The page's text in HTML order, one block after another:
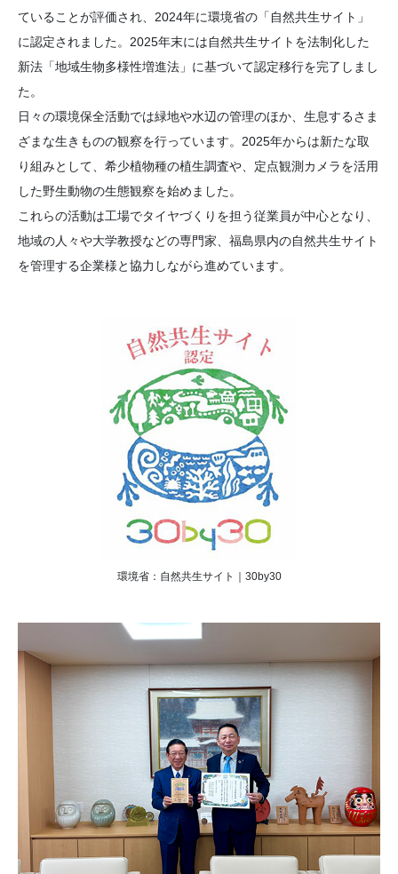
ていることが評価され、2024年に環境省の「自然共生サイト」
に認定されました。2025年末には自然共生サイトを法制化した
新法「地域生物多様性増進法」に基づいて認定移行を完了しまし
た。
日々の環境保全活動では緑地や水辺の管理のほか、生息するさま
ざまな生きものの観察を行っています。2025年からは新たな取
り組みとして、希少植物種の植生調査や、定点観測カメラを活用
した野生動物の生態観察を始めました。
これらの活動は工場でタイヤづくりを担う従業員が中心となり、
地域の人々や大学教授などの専門家、福島県内の自然共生サイト
を管理する企業様と協力しながら進めています。
環境省：自然共生サイト｜30by30